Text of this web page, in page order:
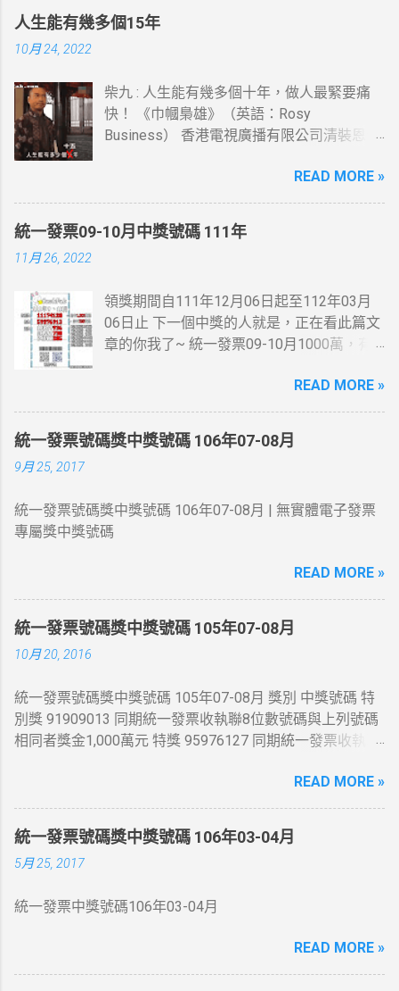
元停車費就中了。 桃園市蘆竹區中獎機率感
覺挺高的，想當年也在那住過幾年....
人生能有幾多個15年
10月 24, 2022
柴九 : 人生能有幾多個十年，做人最緊要痛
快！ 《巾幗梟雄》（英語：Rosy
Business） 香港電視廣播有限公司清裝恩仇
祥(柴九)領銜主演，監製李添勝。 此劇為
2009無綫節目巡禮劇集及2009無綫節目精選
第一季劇集之一。
READ MORE »
統一發票09-10月中獎號碼 111年
11月 26, 2022
領獎期間自111年12月06日起至112年03月
06日止 下一個中獎的人就是，正在看此篇文
章的你我了~ 統一發票09-10月1000萬，有
運的人在7-11繳費收的手續費10元~READ MORE »
統一發票號碼獎中獎號碼 106年07-08月
9月 25, 2017
統一發票號碼獎中獎號碼 106年07-08月 | 無實體電子發票
專屬獎中獎號碼
READ MORE »
統一發票號碼獎中獎號碼 105年07-08月
10月 20, 2016
統一發票號碼獎中獎號碼 105年07-08月 獎別 中獎號碼 特
別獎 91909013 同期統一發票收執聯8位數號碼與上列號碼
相同者獎金1,000萬元 特獎 95976127 同期統一發票收執聯
、 41876525 、 86331065 同期統一發票收執聯8位數號碼
與上列號碼相同者獎金20萬元 二獎 同期統一發票收執聯末
7 位數號碼與頭獎中獎號碼末7 位相同者各得獎金4 萬元 三
獎 同期統一發票收執聯末6 位數號碼與頭獎中獎號碼末6 位
相同者各得獎金1 萬元 四獎 同期統一發票收執聯末5 位數
期統一發票收執聯末4 位數號碼與頭獎中獎號碼末4 位相同
與頭獎中獎號碼末3 位相同者各得獎金 2 百元 增開六獎
352 、 672 、 731 、 214 同期統一發票收執聯末3 位數號
READ MORE »
統一發票號碼獎中獎號碼 106年03-04月
5月 25, 2017
統一發票中獎號碼106年03-04月
READ MORE »